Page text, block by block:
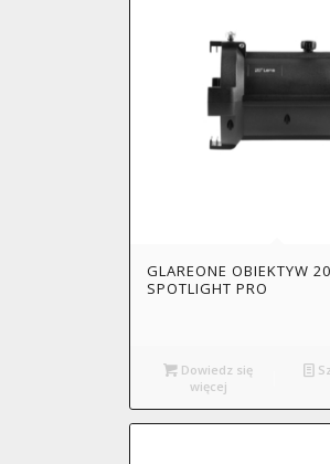
GLAREONE OBIEKTYW
SPOTLIGHT PRO
Dowiedz się
więcej